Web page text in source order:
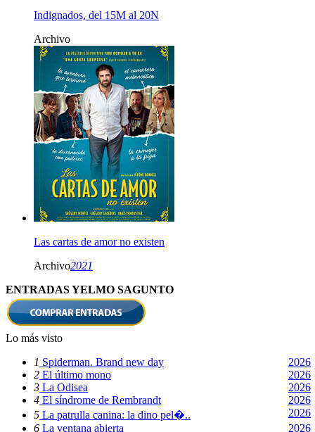
Indignados, del 15M al 20N
Archivo
Las cartas de amor no existen
Archivo2021
ENTRADAS YELMO SAGUNTO
Lo más visto
1 Spiderman. Brand new day
2026
2 El último mono
2026
3 La Odisea
2026
4 El síndrome de Rembrandt
2026
5 La patrulla canina: la dino pel�..
2026
6 La ventana abierta 2026